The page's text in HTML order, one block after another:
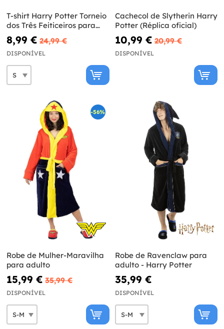
T-shirt Harry Potter Torneio
dos Três Feiticeiros para
adulto - Harry Potter
8,99 € 24,99 €
DISPONÍVEL
Cachecol de Slytherin Harry
Potter (Réplica oficial)
10,99 € 20,99 €
DISPONÍVEL
-56%
Robe de Mulher-Maravilha
para adulto
15,99 € 35,99 €
DISPONÍVEL
Robe de Ravenclaw para
adulto - Harry Potter
35,99 €
DISPONÍVEL